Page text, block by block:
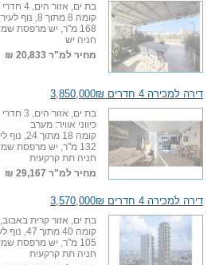
בת ים, אזור הים, 4 חדרי שינה + סלון
קומה 8 מתוך 8, נוף לעיר, שטח פנטהאוס
168 מ"ר, יש מרפסת שמש 1
חניה יש
מחיר למ"ר 20,833 ₪
דירה למכירה 4 חדרים 3,850,000₪
בת ים, אזור הים, 3 חדרי שינה + סלון
כיווני אוויר: מערב
קומה 18 מתוך 24, נוף לים, שטח דירה
132 מ"ר, יש מרפסת שמש 1
חניה תת קרקעית
מחיר למ"ר 29,167 ₪
דירה למכירה 4 חדרים 3,570,000₪
בת ים, אזור קרית באבוב, 3 חדרי שינה + סלון
קומה 40 מתוך 47, נוף לעיר, שטח דירה
105 מ"ר, יש מרפסת שמש 1
חניה תת קרקעית